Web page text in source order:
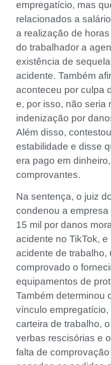
empregatício, mas
relacionados a
a realização de
do trabalhador a
existência de
acidente. Também
aconteceu por culpa
e, por isso, não seria
indenização por
Além disso,
estabilidade e disse
era pago em
comprovantes.
Na sentença, o juiz
condenou a
15 mil por danos
acidente no TikTok,
acidente de trabalho,
comprovado o
equipamentos de
Também determinou
vínculo
carteira de trabalho,
verbas rescisórias e
falta de